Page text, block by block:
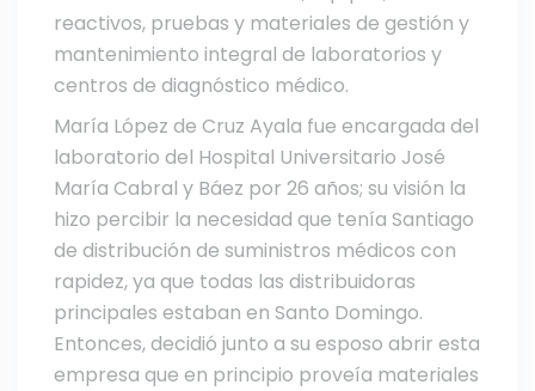
reactivos, pruebas y materiales de gestión y
mantenimiento integral de laboratorios y
centros de diagnóstico médico.
María López de Cruz Ayala fue encargada del
laboratorio del Hospital Universitario José
María Cabral y Báez por 26 años; su visión la
hizo percibir la necesidad que tenía Santiago
de distribución de suministros médicos con
rapidez, ya que todas las distribuidoras
principales estaban en Santo Domingo.
Entonces, decidió junto a su esposo abrir esta
empresa que en principio proveía materiales